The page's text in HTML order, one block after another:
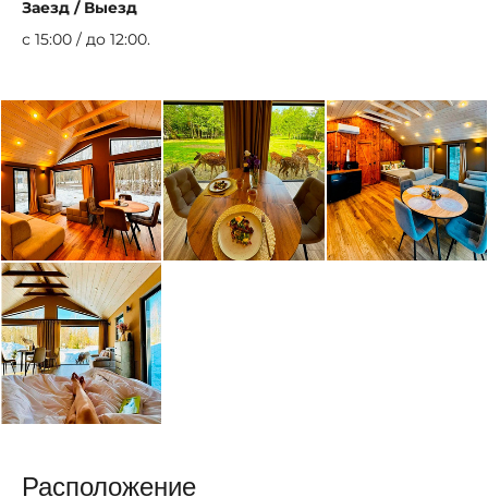
Заезд / Выезд
с 15:00 / до 12:00.
Расположение